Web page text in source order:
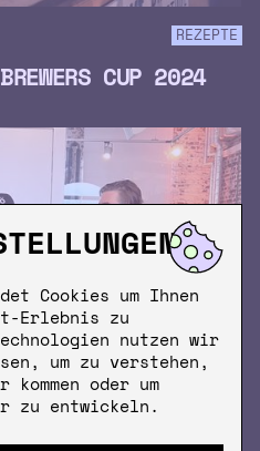
Cookies um Ihnen
Erlebnis zu
nutzen wir
um zu verstehen,
kommen oder um
zu entwickeln.
REZEPTE
CUP 2024